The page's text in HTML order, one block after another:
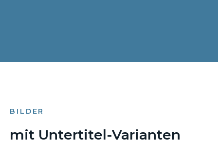
BILDER
mit Untertitel-Varianten